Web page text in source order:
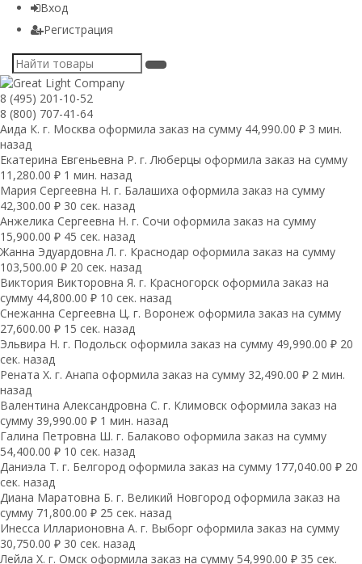
Вход
Регистрация
8 (495) 201-10-52
8 (800) 707-41-64
Аида К. г. Москва оформила заказ на сумму 44,990.00 ₽ 3 мин.
назад
Екатерина Евгеньевна Р. г. Люберцы оформила заказ на сумму
11,280.00 ₽ 1 мин. назад
Мария Сергеевна H. г. Балашиха оформила заказ на сумму
42,300.00 ₽ 30 сек. назад
Анжелика Сергеевна Н. г. Сочи оформила заказ на сумму
15,900.00 ₽ 45 сек. назад
Жанна Эдуардовна Л. г. Краснодар оформила заказ на сумму
103,500.00 ₽ 20 сек. назад
Виктория Викторовна Я. г. Красногорск оформила заказ на
сумму 44,800.00 ₽ 10 сек. назад
Снежанна Сергеевна Ц. г. Воронеж оформила заказ на сумму
27,600.00 ₽ 15 сек. назад
Эльвира Н. г. Подольск оформила заказ на сумму 49,990.00 ₽ 20
сек. назад
Рената Х. г. Анапа оформила заказ на сумму 32,490.00 ₽ 2 мин.
назад
Валентина Александровна С. г. Климовск оформила заказ на
сумму 39,990.00 ₽ 1 мин. назад
Галина Петровна Ш. г. Балаково оформила заказ на сумму
54,400.00 ₽ 10 сек. назад
Даниэла Т. г. Белгород оформила заказ на сумму 177,040.00 ₽ 20
сек. назад
Диана Маратовна Б. г. Великий Новгород оформила заказ на
сумму 71,800.00 ₽ 25 сек. назад
Инесса Илларионовна А. г. Выборг оформила заказ на сумму
30,750.00 ₽ 30 сек. назад
Лейла Х. г. Омск оформила заказ на сумму 54,990.00 ₽ 35 сек.